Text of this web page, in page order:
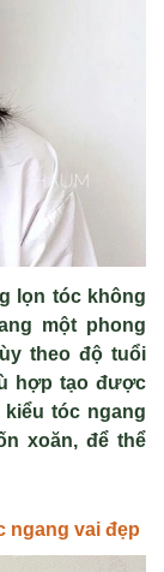
lọn tóc không
một phong
ùy theo độ tuổi
hợp tạo được
kiểu tóc ngang
xoăn, để thể
ngang vai đẹp